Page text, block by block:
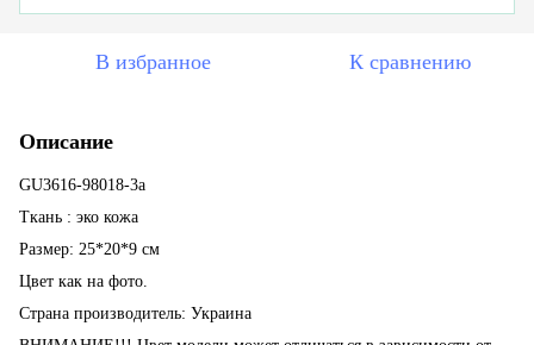
В избранное К сравнению
Описание
GU3616-98018-3a
Ткань : эко кожа
Размер: 25*20*9 см
Цвет как на фото.
Страна производитель: Украина